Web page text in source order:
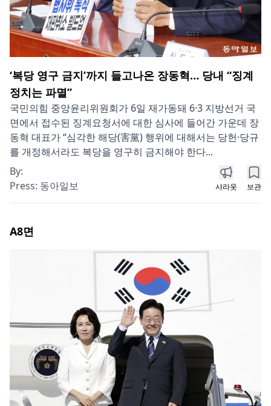
‘복당 영구 금지’까지 들고나온 장동혁… 당내 “징계
정치는 파멸”
국민의힘 중앙윤리위원회가 6일 재가동돼 6·3 지방선거 국
면에서 접수된 징계요청서에 대한 심사에 들어간 가운데 장
동혁 대표가 “심각한 해당(害黨) 행위에 대해서는 당헌·당규
를 개정해서라도 복당을 영구히 금지해야 한다...
By:
Press: 동아일보 샤라웃 보관
A8면